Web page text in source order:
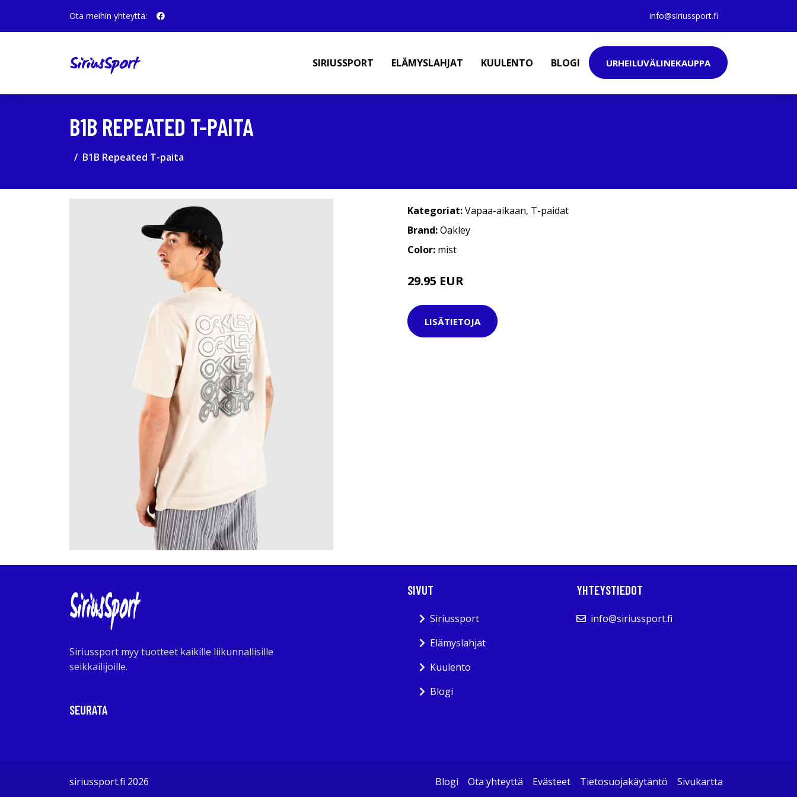
Ota meihin yhteyttä: info@siriussport.fi
SIRIUSSPORT ELÄMYSLAHJAT KUULENTO BLOGI URHEILUVÄLINEKAUPPA
B1B REPEATED T-PAITA
B1B Repeated T-paita
Kategoriat:Vapaa-aikaan, T-paidat
Brand:Oakley
Color: mist
29.95 EUR
LISÄTIETOJA
Siriussport myy tuotteet kaikille liikunnallisille
seikkailijoille.
SEURATA
SIVUT
Siriussport
Elämyslahjat
Kuulento
Blogi
YHTEYSTIEDOT
info@siriussport.fi
siriussport.fi 2026 Blogi Ota yhteyttä Evästeet Tietosuojakäytäntö Sivukartta